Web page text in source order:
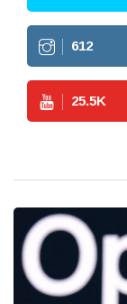
612
25.5K